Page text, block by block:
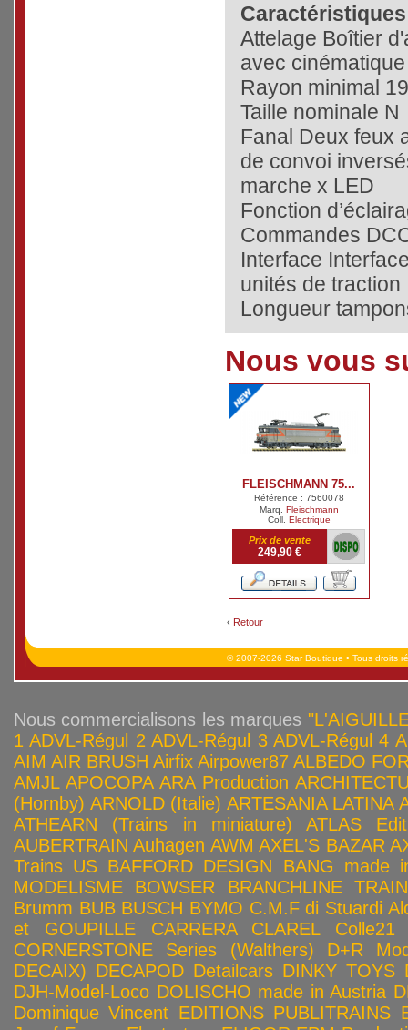
Caractéristiques
Attelage Boîtier
avec
Rayon minimal
Taille nominale N
Fanal Deux feux
de convoi
marche x LED
Fonction
Commandes
Interface
unités de traction
Longueur
Nous vous
FLEISCHMANN 75...
Référence : 7560078
Marq. Fleischmann
Coll. Electrique
Prix de vente
249,90 €
‹ Retour
© 2007-2026 Star Boutique • Tous droits
Nous commercialisons les marques
1 ADVL-Régul 2 ADVL-Régul 3 ADVL-Régul 4
AIM AIR BRUSH Airfix Airpower87 ALBEDO
AMJL APOCOPA ARA Production
(Hornby) ARNOLD (Italie) ARTESANIA LATINA
ATHEARN (Trains in miniature)
ATLAS
AUBERTRAIN Auhagen AWM AXEL'S BAZAR
Trains US BAFFORD DESIGN
BANG made
MODELISME
BOWSER
BRANCHLINE
Brumm BUB BUSCH BYMO C.M.F di Stuardi
et GOUPILLE
CARRERA CLAREL
Colle21
CORNERSTONE Series (Walthers)
D+R
DECAIX) DECAPOD Detailcars DINKY TOYS
DJH-Model-Loco DOLISCHO made in Austria
Dominique Vincent EDITIONS PUBLITRAINS